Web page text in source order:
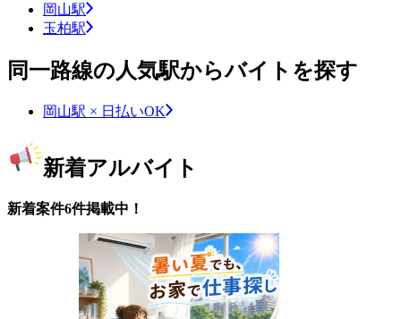
岡山駅
玉柏駅
同一路線の人気駅からバイトを探す
岡山駅 × 日払いOK
新着アルバイト
新着案件6件掲載中！